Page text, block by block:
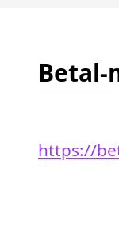
https://